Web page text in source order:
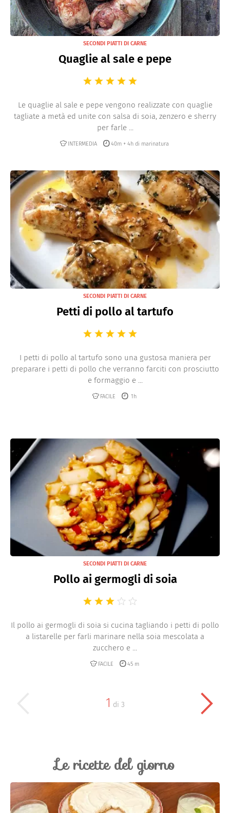
SECONDI PIATTI DI CARNE
Quaglie al sale e pepe
Le quaglie al sale e pepe vengono realizzate con quaglie
tagliate a metà ed unite con salsa di soia, zenzero e sherry
per farle ...
INTERMEDIA 40m + 4h di marinatura
SECONDI PIATTI DI CARNE
Petti di pollo al tartufo
I petti di pollo al tartufo sono una gustosa maniera per
preparare i petti di pollo che verranno farciti con prosciutto
e formaggio e ...
FACILE 1h
SECONDI PIATTI DI CARNE
Pollo ai germogli di soia
Il pollo ai germogli di soia si cucina tagliando i petti di pollo
a listarelle per farli marinare nella soia mescolata a
zucchero e ...
FACILE 45 m
1 di 3
Le ricette del giorno